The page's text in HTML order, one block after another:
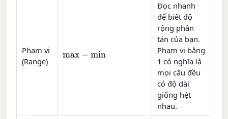
Phạm vi
(Range)
max−min
Đọc nhanh
để biết độ
rộng phân
tán của bạn.
Phạm vi bằng
1 có nghĩa là
mọi câu đều
có độ dài
giống hệt
nhau.